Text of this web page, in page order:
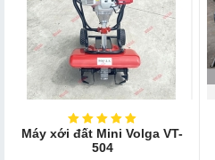
Máy xới đất Mini Volga VT-
504